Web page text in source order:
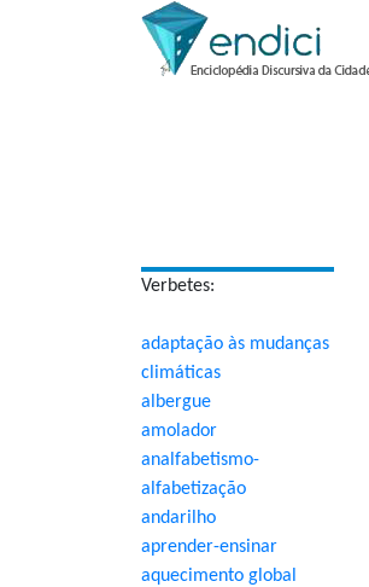
Verbetes:
adaptação às mudanças
climáticas
albergue
amolador
analfabetismo-
alfabetização
andarilho
aprender-ensinar
aquecimento global